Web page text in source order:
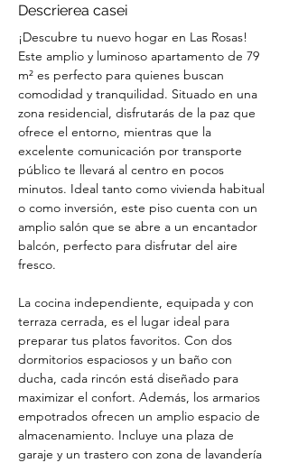
Descrierea casei
¡Descubre tu nuevo hogar en Las Rosas!
Este amplio y luminoso apartamento de 79
m² es perfecto para quienes buscan
comodidad y tranquilidad. Situado en una
zona residencial, disfrutarás de la paz que
ofrece el entorno, mientras que la
excelente comunicación por transporte
público te llevará al centro en pocos
minutos. Ideal tanto como vivienda habitual
o como inversión, este piso cuenta con un
amplio salón que se abre a un encantador
balcón, perfecto para disfrutar del aire
fresco.
La cocina independiente, equipada y con
terraza cerrada, es el lugar ideal para
preparar tus platos favoritos. Con dos
dormitorios espaciosos y un baño con
ducha, cada rincón está diseñado para
maximizar el confort. Además, los armarios
empotrados ofrecen un amplio espacio de
almacenamiento. Incluye una plaza de
garaje y un trastero con zona de lavandería